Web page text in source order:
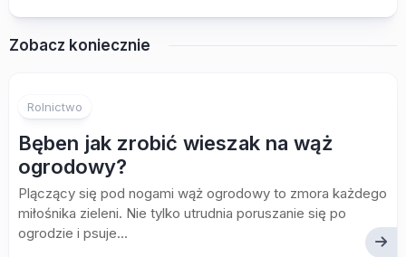
Zobacz koniecznie
Rolnictwo
Bęben jak zrobić wieszak na wąż
ogrodowy?
Plączący się pod nogami wąż ogrodowy to zmora każdego
miłośnika zieleni. Nie tylko utrudnia poruszanie się po
ogrodzie i psuje...